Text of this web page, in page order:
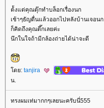
ต้้งแต่คุณตุ๊กทำบล็อกเรื่องนก
เช้าๆธัญตื่นแล้วออกไปหลังบ้านเจอนก
ก็คิดถึงคุณตึ๊กเลยค่ะ
นึกในใจถ้ามีกล้องถ่ายได้น่าจะดี
ดย: tanjira
น.
ทรงผมเท่มากกๆเลยนะครับนี่555